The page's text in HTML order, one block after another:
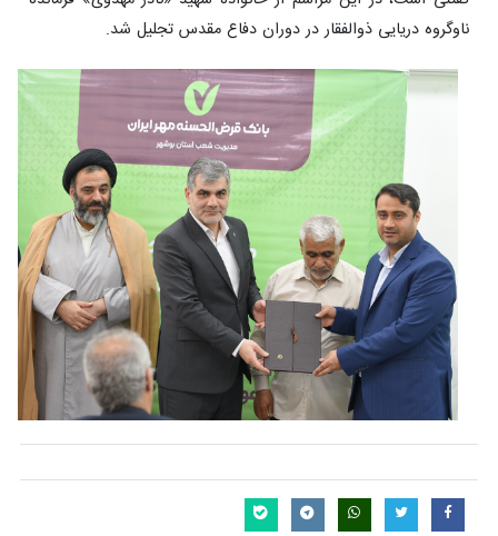
ناوگروه دریایی ذوالفقار در دوران دفاع مقدس تجلیل شد.